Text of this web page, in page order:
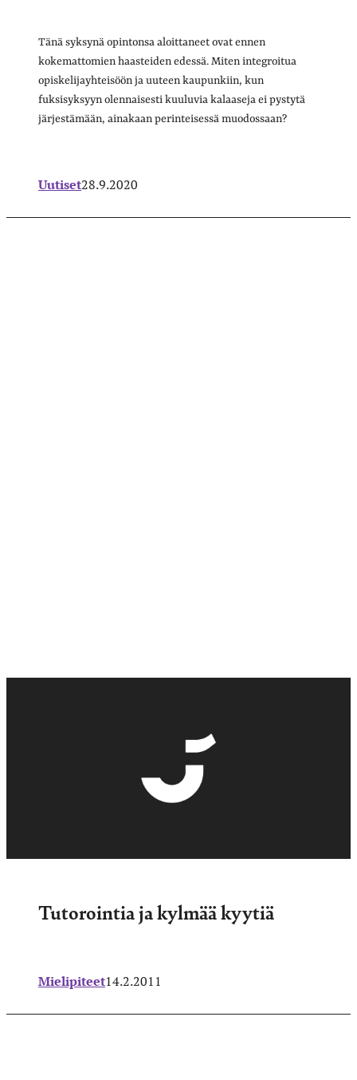
Tänä syksynä opintonsa aloittaneet ovat ennen
kokemattomien haasteiden edessä. Miten integroitua
opiskelijayhteisöön ja uuteen kaupunkiin, kun
fuksisyksyyn olennaisesti kuuluvia kalaaseja ei pystytä
järjestämään, ainakaan perinteisessä muodossaan?
Uutiset28.9.2020
Tutorointia ja kylmää kyytiä
Mielipiteet14.2.2011